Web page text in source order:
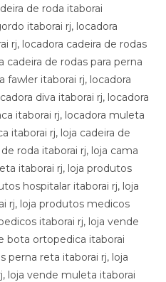
de roda itaborai
itaborai rj, locadora
rj, locadora cadeira de rodas
cadeira de rodas para perna
fawler itaborai rj, locadora
diva itaborai rj, locadora
itaborai rj, locadora muleta
itaborai rj, loja cadeira de
roda itaborai rj, loja cama
itaborai rj, loja produtos
hospitalar itaborai rj, loja
rj, loja produtos medicos
itaborai rj, loja vende
bota ortopedica itaborai
perna reta itaborai rj, loja
loja vende muleta itaborai